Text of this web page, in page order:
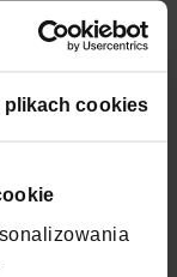
plikach cookies
0,34 KG
14 CM